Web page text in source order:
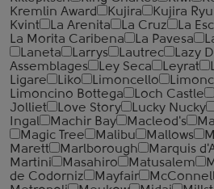
Kremlin Award
Kujira Kujira
Kvint
La Arenita La Cruz La
La Morita Caribena
La Pavesa
Laneta
Larrys Lautrec Lazy
Assemblages
Ley Seca Leyrat
Ligare
Liko Limoncello
Limoncino Bottega
Loch Castle
Jolliet
Love Story Lucky Nucky
Ingal
Machir Bay Macleod's
Magic Tree
Malibu Mallows
Marett
Marlborough Marquis
Martini
Masahiro Matusalem
de Codorniz
Mayfair